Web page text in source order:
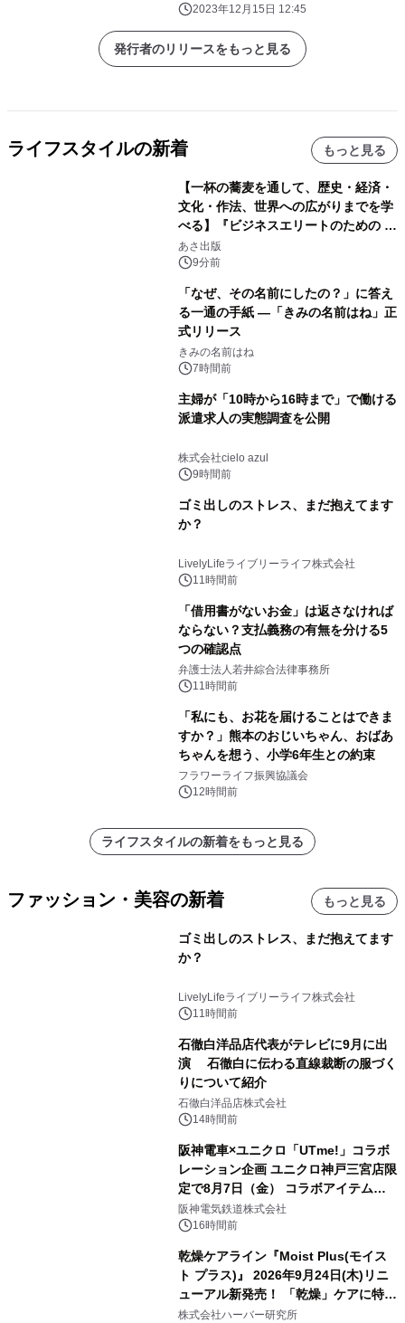
2023年12月15日 12:45
発行者のリリースをもっと見る
ライフスタイルの新着 もっと見る
【一杯の蕎麦を通して、歴史・経済・
文化・作法、世界への広がりまでを学
べる】『ビジネスエリートのための 教
養としての蕎麦』2026年8月25日
（火）発売
あさ出版
9分前
「なぜ、その名前にしたの？」に答え
る一通の手紙 ―「きみの名前はね」正
式リリース
きみの名前はね
7時間前
主婦が「10時から16時まで」で働ける
派遣求人の実態調査を公開
株式会社cielo azul
9時間前
ゴミ出しのストレス、まだ抱えてます
か？
LivelyLifeライブリーライフ株式会社
11時間前
「借用書がないお金」は返さなければ
ならない？支払義務の有無を分ける5
つの確認点
弁護士法人若井綜合法律事務所
11時間前
「私にも、お花を届けることはできま
すか？」熊本のおじいちゃん、おばあ
ちゃんを想う、小学6年生との約束
フラワーライフ振興協議会
12時間前
ライフスタイルの新着をもっと見る
ファッション・美容の新着 もっと見る
ゴミ出しのストレス、まだ抱えてます
か？
LivelyLifeライブリーライフ株式会社
11時間前
石徹白洋品店代表がテレビに9月に出
演 石徹白に伝わる直線裁断の服づく
りについて紹介
石徹白洋品店株式会社
14時間前
阪神電車×ユニクロ「UTme!」コラボ
レーション企画 ユニクロ神戸三宮店限
定で8月7日（金） コラボアイテムが
発売決定！
阪神電気鉄道株式会社
16時間前
乾燥ケアライン『Moist Plus(モイス
ト プラス)』 2026年9月24日(木)リニ
ューアル新発売！ 「乾燥」ケアに特化
し、ライン使いで潤いに満ちた肌へ
株式会社ハーバー研究所